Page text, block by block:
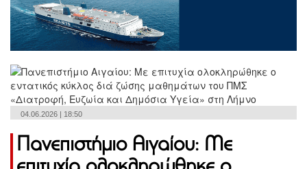
04.06.2026 | 18:50
Πανεπιστήμιο Αιγαίου: Με